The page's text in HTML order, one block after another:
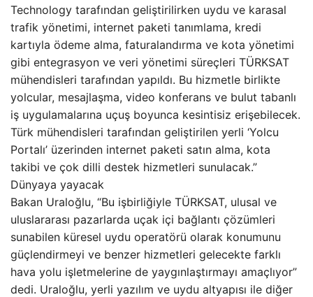
Technology tarafından geliştirilirken uydu ve karasal
trafik yönetimi, internet paketi tanımlama, kredi
kartıyla ödeme alma, faturalandırma ve kota yönetimi
gibi entegrasyon ve veri yönetimi süreçleri TÜRKSAT
mühendisleri tarafından yapıldı. Bu hizmetle birlikte
yolcular, mesajlaşma, video konferans ve bulut tabanlı
iş uygulamalarına uçuş boyunca kesintisiz erişebilecek.
Türk mühendisleri tarafından geliştirilen yerli ‘Yolcu
Portalı’ üzerinden internet paketi satın alma, kota
takibi ve çok dilli destek hizmetleri sunulacak.”
Dünyaya yayacak
Bakan Uraloğlu, “Bu işbirliğiyle TÜRKSAT, ulusal ve
uluslararası pazarlarda uçak içi bağlantı çözümleri
sunabilen küresel uydu operatörü olarak konumunu
güçlendirmeyi ve benzer hizmetleri gelecekte farklı
hava yolu işletmelerine de yaygınlaştırmayı amaçlıyor”
dedi. Uraloğlu, yerli yazılım ve uydu altyapısı ile diğer